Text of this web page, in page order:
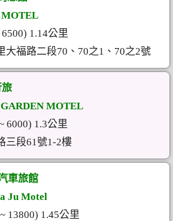
1.14公里
大福路二段70、70之1、70之2號
MOTEL
6000) 1.3公里
三段61號1-2樓
車旅館
Ju Motel
13800) 1.45公里